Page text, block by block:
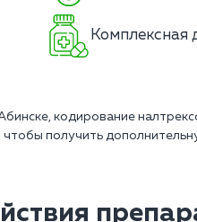
Комплексная
кодирование
получить